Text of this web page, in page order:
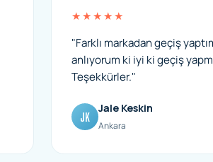
★★★★★
"Farklı markadan geçiş
anlıyorum ki iyi ki geçiş
Teşekkürler."
JK
Jale Keskin
Ankara